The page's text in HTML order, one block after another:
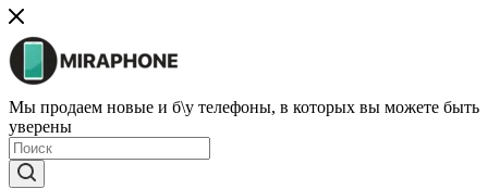
Мы продаем новые и б\у телефоны, в которых вы можете быть
уверены